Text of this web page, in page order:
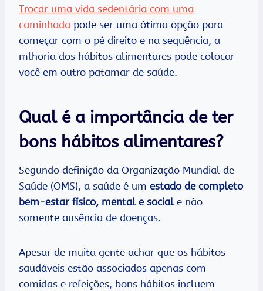
Trocar uma vida sedentária com uma
caminhada pode ser uma ótima opção para
começar com o pé direito e na sequência, a
mlhoria dos hábitos alimentares pode colocar
você em outro patamar de saúde.
Qual é a importância de ter
bons hábitos alimentares?
Segundo definição da Organização Mundial de
Saúde (OMS), a saúde é um estado de completo
bem-estar físico, mental e sociale não
somente ausência de doenças.
Apesar de muita gente achar que os hábitos
saudáveis estão associados apenas com
comidas e refeições, bons hábitos incluem